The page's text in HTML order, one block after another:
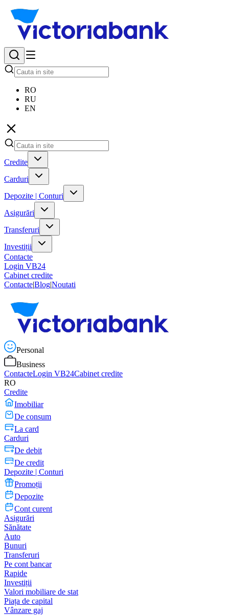
RO
RU
EN
Credite
Carduri
Depozite | Conturi
Asigurări
Transferuri
Investiții
Contacte
Login VB24
Cabinet credite
Contacte|Blog|Noutati
Personal
Business
ContacteLogin VB24Cabinet credite
RO
Credite
Imobiliar
De consum
La card
Carduri
De debit
De credit
Depozite | Conturi
Promoții
Depozite
Cont curent
Asigurări
Sănătate
Auto
Bunuri
Transferuri
Pe cont bancar
Rapide
Investiții
Valori mobiliare de stat
Piața de capital
Vânzare gaj